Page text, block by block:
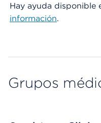
Hay ayuda disponible
información.
Grupos